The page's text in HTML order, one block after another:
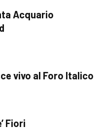
Acquario
vivo al Foro Italico
Fiori